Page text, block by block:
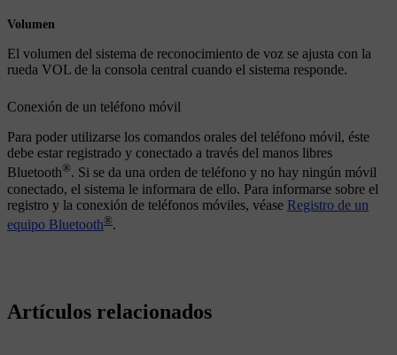
Volumen
El volumen del sistema de reconocimiento de voz se ajusta con la
rueda VOL de la consola central cuando el sistema responde.
Conexión de un teléfono móvil
Para poder utilizarse los comandos orales del teléfono móvil, éste
debe estar registrado y conectado a través del manos libres
Bluetooth®. Si se da una orden de teléfono y no hay ningún móvil
conectado, el sistema le informara de ello. Para informarse sobre el
registro y la conexión de teléfonos móviles, véase Registro de un
equipo Bluetooth®.
Artículos relacionados